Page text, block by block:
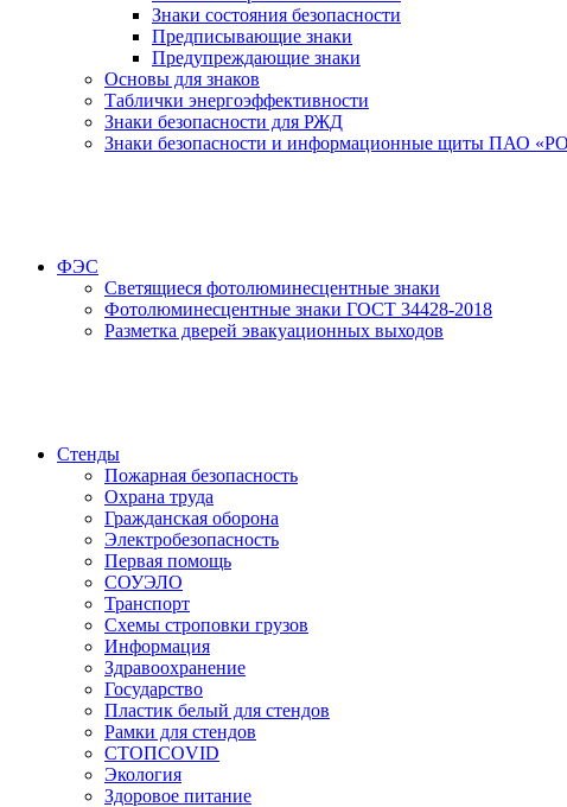
Знаки состояния безопасности
Предписывающие знаки
Предупреждающие знаки
Основы для знаков
Таблички энергоэффективности
Знаки безопасности для РЖД
Знаки безопасности и информационные щиты ПАО
ФЭС
Светящиеся фотолюминесцентные знаки
Фотолюминесцентные знаки ГОСТ 34428-2018
Разметка дверей эвакуационных выходов
Стенды
Пожарная безопасность
Охрана труда
Гражданская оборона
Электробезопасность
Первая помощь
СОУЭЛО
Транспорт
Схемы строповки грузов
Информация
Здравоохранение
Государство
Пластик белый для стендов
Рамки для стендов
СТОПCOVID
Экология
Здоровое питание